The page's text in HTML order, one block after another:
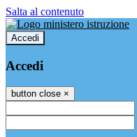
Salta al contenuto
Accedi
Accedi
button close ×